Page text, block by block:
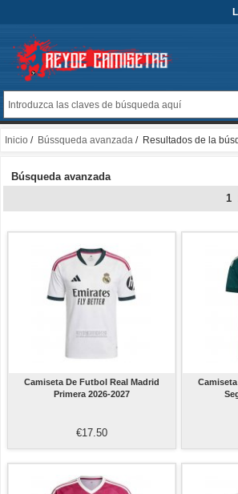
Inicio / Bússqueda avanzada / Resultados de la
Búsqueda avanzada
1
Camiseta De Futbol Real Madrid
Primera 2026-2027
€17.50